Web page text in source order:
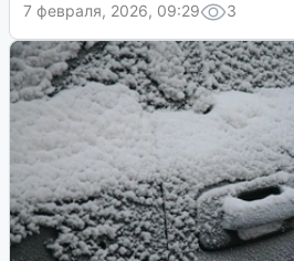
7 февраля, 2026, 09:29
3